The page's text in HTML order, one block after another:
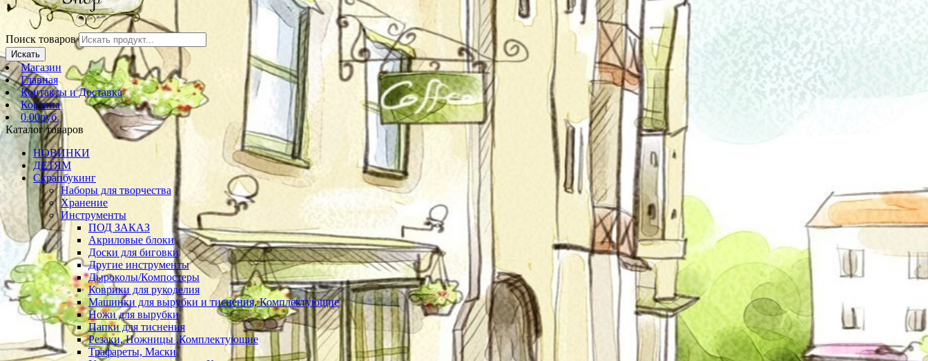
Поиск товаров
Искать
Магазин
Главная
Контакты и Доставка
Корзина
0.00руб.
Каталог товаров
НОВИНКИ
ДЕТЯМ
Скрапбукинг
Наборы для творчества
Хранение
Инструменты
ПОД ЗАКАЗ
Акриловые блоки
Доски для биговки
Другие инструменты
Дыроколы/Компостеры
Коврики для рукоделия
Машинки для вырубки и тиснения, Комплектующие
Ножи для вырубки
Папки для тиснения
Резаки, Ножницы ,Комплектующие
Трафареты, Маски